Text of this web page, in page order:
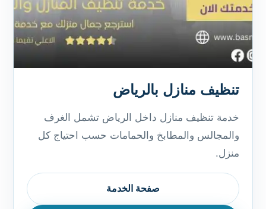
تنظيف منازل بالرياض
خدمة تنظيف منازل داخل الرياض تشمل الغرف
والمجالس والمطابخ والحمامات حسب احتياج كل
منزل.
صفحة الخدمة